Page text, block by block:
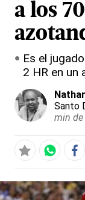
a los
Es el
2 HR en un
Santo
min